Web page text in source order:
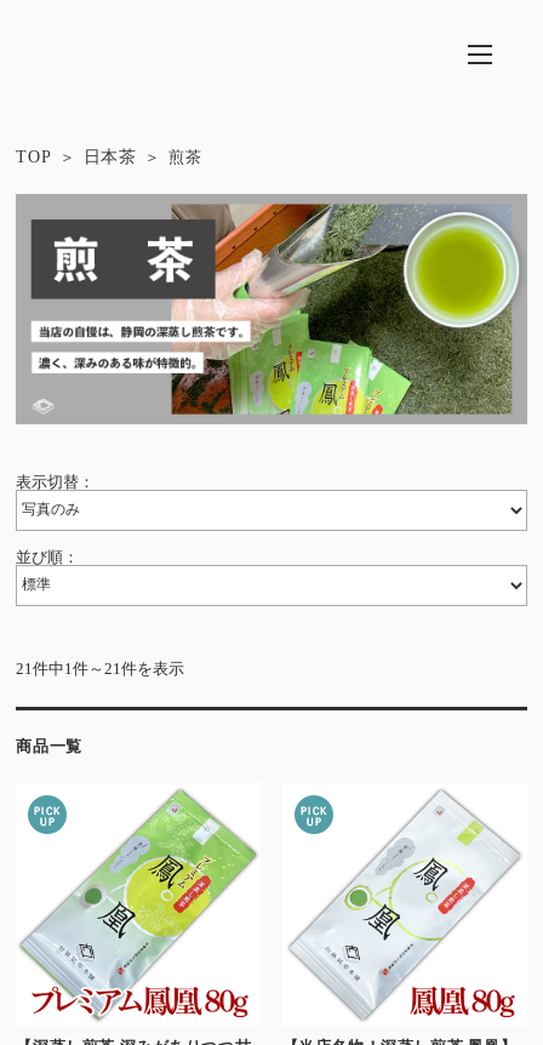
TOP 日本茶 煎茶
表示切替：
並び順：
21件中1件～21件を表示
商品一覧